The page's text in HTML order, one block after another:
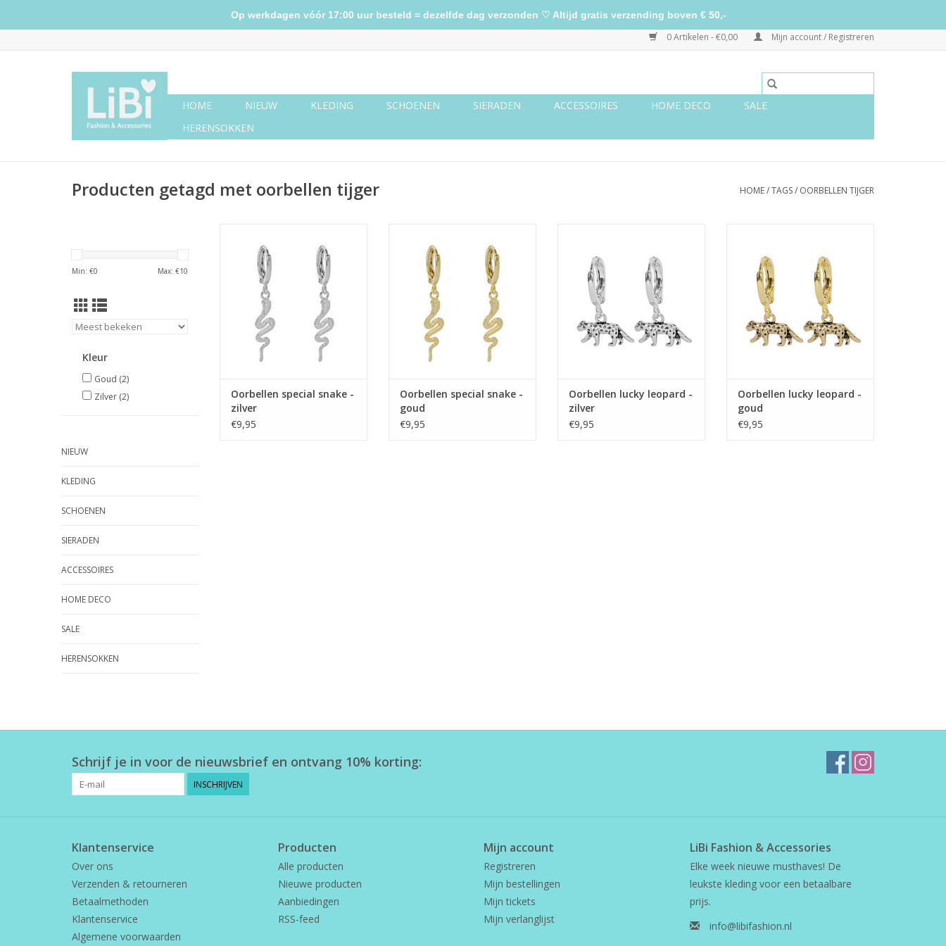
0 Artikelen - €0,00 Mijn account / Registreren
HOME NIEUW KLEDING SCHOENEN SIERADEN ACCESSOIRES HOME DECO
SALE
HERENSOKKEN
Producten getagd met oorbellen tijger HOME/TAGS/ OORBELLEN TIJGER
Min: €0 Max: €10
Kleur
Goud (2)
Zilver (2)
NIEUW
KLEDING
SCHOENEN
SIERADEN
ACCESSOIRES
HOME DECO
SALE
HERENSOKKEN
TOEVOEGEN AAN WINKELWAGEN
Oorbellen special snake -
zilver
€9,95
Oorbellen special snake -
goud
€9,95
Oorbellen lucky leopard -
zilver
€9,95
Oorbellen lucky leopard -
goud
€9,95
Schrijf je in voor de nieuwsbrief en ontvang 10% korting:
INSCHRIJVEN
Klantenservice
Over ons
Verzenden & retourneren
Betaalmethoden
Klantenservice
Algemene voorwaarden
Producten
Alle producten
Nieuwe producten
Aanbiedingen
RSS-feed
Mijn account
Registreren
Mijn bestellingen
Mijn tickets
Mijn verlanglijst
LiBi Fashion & Accessories
Elke week nieuwe musthaves! De
leukste kleding voor een betaalbare
prijs.
info@libifashion.nl
Op werkdagen vóór 17:00 uur besteld = dezelfde dag verzonden ♡ Altijd gratis verzending boven € 50,-